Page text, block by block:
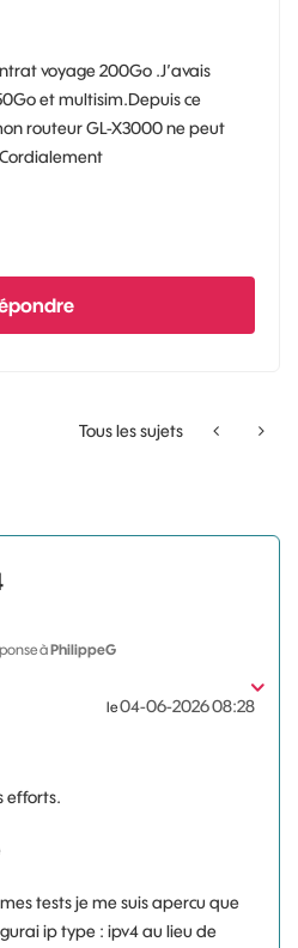
voyage 200Go .J’avais
et multisim.Depuis ce
routeur GL-X3000 ne peut
Tous les sujets
àPhilippeG
le‎04-06-202608:28
efforts.
tests je me suis apercu que
ip type : ipv4 au lieu de